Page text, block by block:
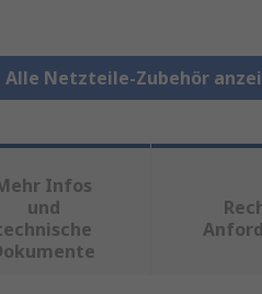
Alle Netzteile-Zubehör
Infos
und